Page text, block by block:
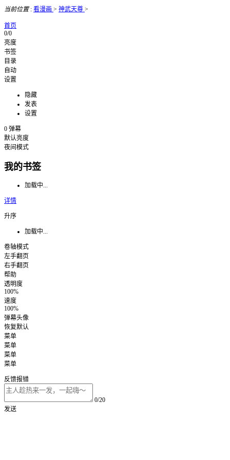
当前位置: 看漫画 > 神武天尊 >
首页
0/0
亮度
书签
目录
自动
设置
隐藏
发表
设置
0 弹幕
默认亮度
夜间模式
我的书签
加载中...
详情
升序
加载中...
卷轴模式
左手翻页
右手翻页
帮助
透明度
100%
速度
100%
弹幕头像
恢复默认
菜单
菜单
菜单
菜单
反馈报错
0/20
发送